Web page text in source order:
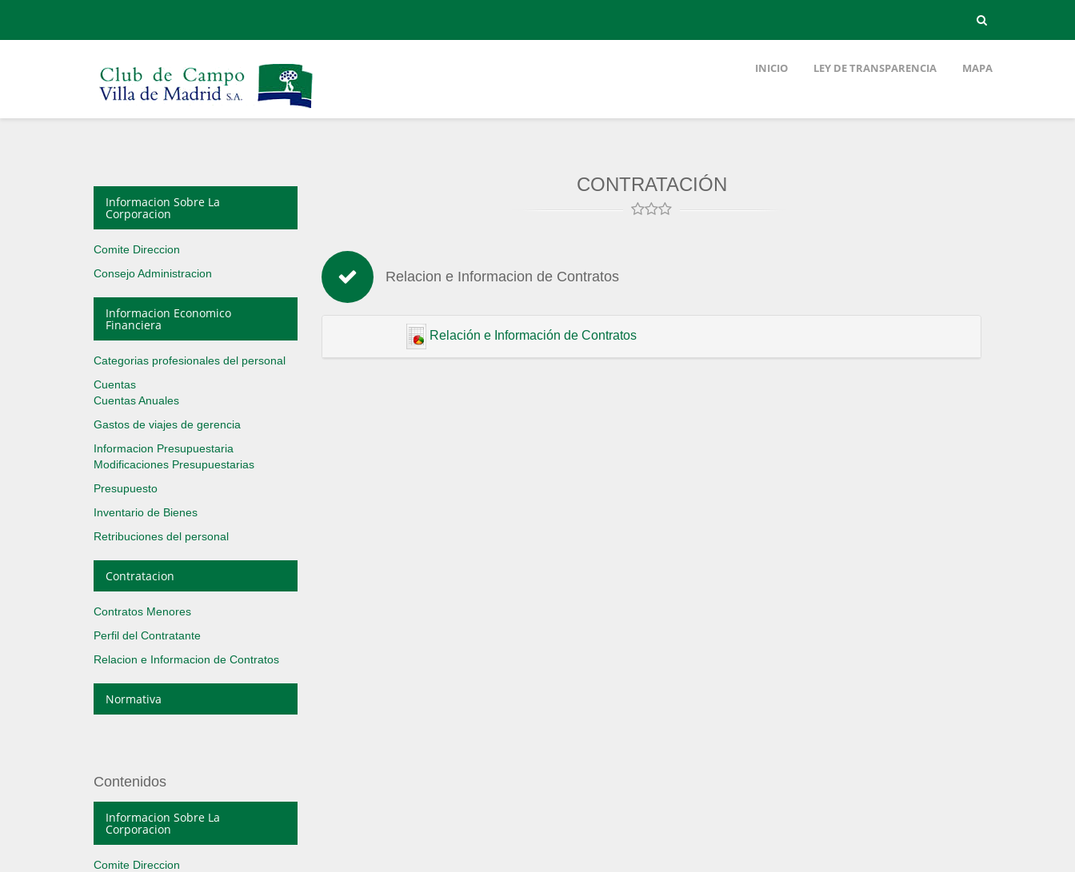
INICIO LEY DE TRANSPARENCIA MAPA
Informacion Sobre La
Corporacion
Comite Direccion
Consejo Administracion
Informacion Economico
Financiera
Categorias profesionales del personal
Cuentas
Cuentas Anuales
Gastos de viajes de gerencia
Informacion Presupuestaria
Modificaciones Presupuestarias
Presupuesto
Inventario de Bienes
Retribuciones del personal
Contratacion
Contratos Menores
Perfil del Contratante
Relacion e Informacion de Contratos
Normativa
Contenidos
Informacion Sobre La
Corporacion
Comite Direccion
CONTRATACIÓN
Relacion e Informacion de Contratos
Relación e Información de Contratos